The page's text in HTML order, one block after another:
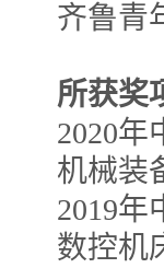
齐鲁青
所获奖
2020年
机械装
2019年
数控机